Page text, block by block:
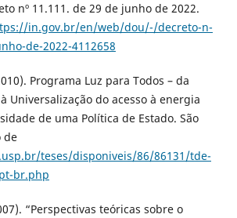
nº 11.111. de 29 de junho de 2022.
in.gov.br/en/web/dou/-/decreto-n-
de-2022-4112658
Programa Luz para Todos – da
Universalização do acesso à energia
de uma Política de Estado. São
de
teses/disponiveis/86/86131/tde-
br.php
“Perspectivas teóricas sobre o